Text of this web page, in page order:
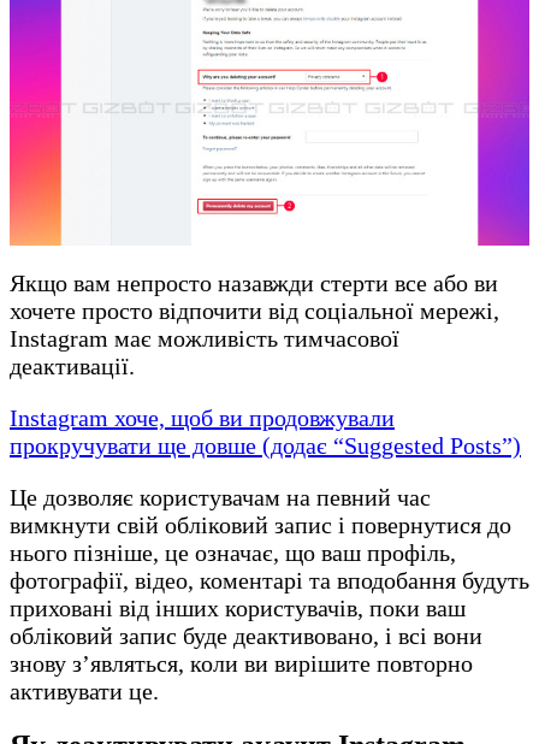
Якщо вам непросто назавжди стерти все або ви
хочете просто відпочити від соціальної мережі,
Instagram має можливість тимчасової
деактивації.
Instagram хоче, щоб ви продовжували
прокручувати ще довше (додає “Suggested Posts”)
Це дозволяє користувачам на певний час
вимкнути свій обліковий запис і повернутися до
нього пізніше, це означає, що ваш профіль,
фотографії, відео, коментарі та вподобання будуть
приховані від інших користувачів, поки ваш
обліковий запис буде деактивовано, і всі вони
знову з’являться, коли ви вирішите повторно
активувати це.